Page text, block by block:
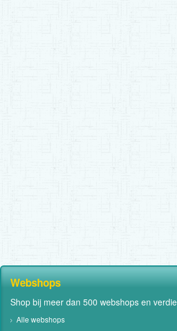
Webshops
Shop bij meer dan 500 webshops en
Alle webshops